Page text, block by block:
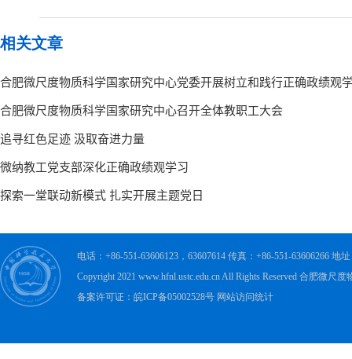
相关文章
电话：+86-551-63606123，63607614 传真：+86-551-63606266 地
Copyright 2021 www.hfnl.ustc.edu.cn All Rights Reserved 合肥微尺
备案许可证：皖ICP备05002528号 网站访问统计